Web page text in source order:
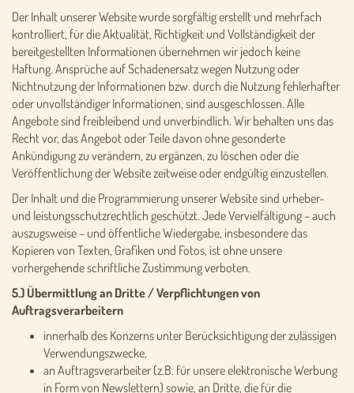
Der Inhalt unserer Website wurde sorgfältig erstellt und mehrfach
kontrolliert, für die Aktualität, Richtigkeit und Vollständigkeit der
bereitgestellten Informationen übernehmen wir jedoch keine
Haftung. Ansprüche auf Schadenersatz wegen Nutzung oder
Nichtnutzung der Informationen bzw. durch die Nutzung fehlerhafter
oder unvollständiger Informationen, sind ausgeschlossen. Alle
Angebote sind freibleibend und unverbindlich. Wir behalten uns das
Recht vor, das Angebot oder Teile davon ohne gesonderte
Ankündigung zu verändern, zu ergänzen, zu löschen oder die
Veröffentlichung der Website zeitweise oder endgültig einzustellen.
Der Inhalt und die Programmierung unserer Website sind urheber-
und leistungsschutzrechtlich geschützt. Jede Vervielfältigung – auch
auszugsweise – und öffentliche Wiedergabe, insbesondere das
Kopieren von Texten, Grafiken und Fotos, ist ohne unsere
vorhergehende schriftliche Zustimmung verboten.
5.) Übermittlung an Dritte / Verpflichtungen von
Auftragsverarbeitern
innerhalb des Konzerns unter Berücksichtigung der zulässigen
Verwendungszwecke,
an Auftragsverarbeiter (z.B. für unsere elektronische Werbung
in Form von Newslettern) sowie, an Dritte, die für die